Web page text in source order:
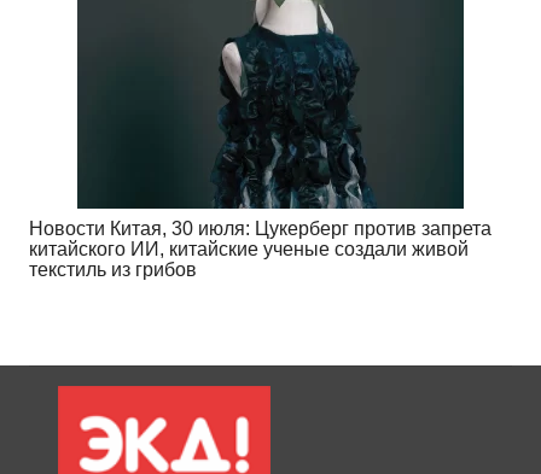
Новости Китая, 30 июля: Цукерберг против запрета
китайского ИИ, китайские ученые создали живой
текстиль из грибов